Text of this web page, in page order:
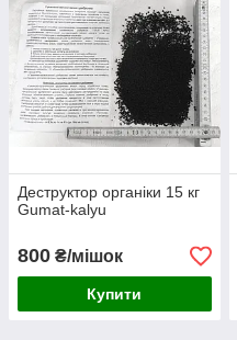
Деструктор органіки 15 кг
Gumat-kalyu
800 ₴/мішок
Купити